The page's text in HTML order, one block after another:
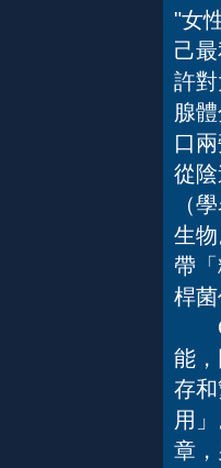
"女
己
許
腺
口
從
（
生
帶
桿
Q
能
存
用
章